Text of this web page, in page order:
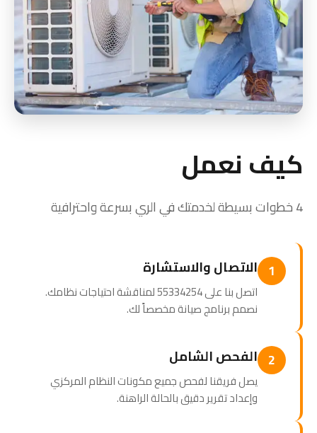
كيف نعمل
4 خطوات بسيطة لخدمتك في الري بسرعة واحترافية
1 الاتصال والاستشارة
اتصل بنا على 55334254 لمناقشة احتياجات نظامك.
نصمم برنامج صيانة مخصصاً لك.
2 الفحص الشامل
يصل فريقنا لفحص جميع مكونات النظام المركزي
وإعداد تقرير دقيق بالحالة الراهنة.